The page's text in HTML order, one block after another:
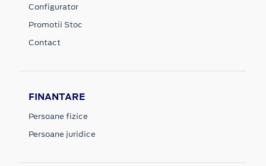
Configurator
Promotii Stoc
Contact
FINANTARE
Persoane fizice
Persoane juridice